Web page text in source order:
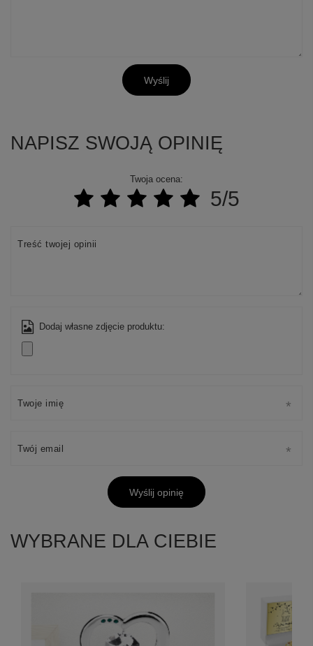
Wyślij
NAPISZ SWOJĄ OPINIĘ
Twoja ocena:
5/5
Treść twojej opinii
Dodaj własne zdjęcie produktu:
Twoje imię
Twój email
Wyślij opinię
WYBRANE DLA CIEBIE